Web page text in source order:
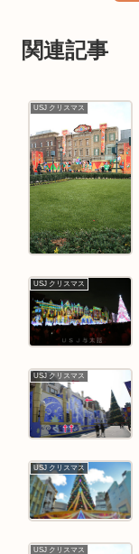
関連記事
USJ クリスマス
USJ クリスマス
USJ クリスマス
USJ クリスマス
USJ クリスマス